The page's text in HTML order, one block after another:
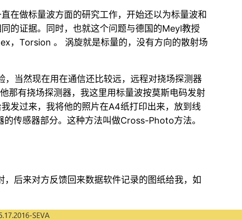
在做标量波方面的研究工作，开始还以为标量波和
的证据。同时，也就这个问题与德国的Meyl教授
，Torsion 。 涡旋就是标量的，没有方向的散射场
当然现在用在通信还比较远，远程对挠场探测器
那有挠场探测器，我这里用标量波按莫斯电码发射
发过来，我将他的照片在A4纸打印出来，放到线
传感器部分。这种方法叫做Cross-Photo方法。
后来对方反馈回来数据软件记录的图纸给我，如